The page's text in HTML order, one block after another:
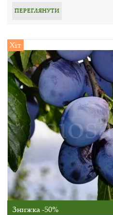
ПЕРЕГЛЯНУТИ
Хіт
Знижка -50%